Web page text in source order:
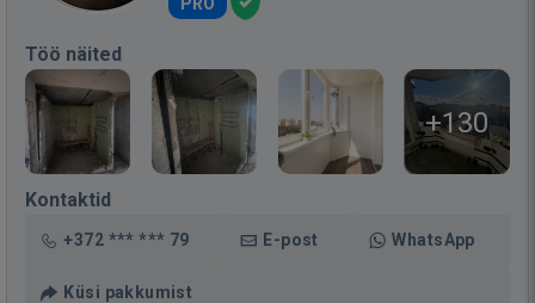
Töö näited
+130
Kontaktid
+372 *** *** 79 E-post WhatsApp
Küsi pakkumist